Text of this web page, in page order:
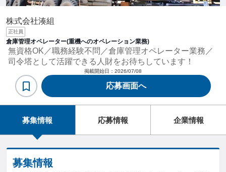
株式会社湊組
正社員
倉庫管理オペレーター(重機へのオペレーション業務)
無資格OK／職務経験不問／倉庫管理オペレーター業務／
司令塔として活躍できる人財をお待ちしています！
掲載開始日： 2026/07/08
応募画面へ
募集情報 応募情報 企業情報
募集情報